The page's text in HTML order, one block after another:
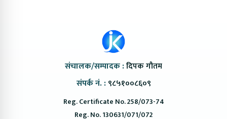
संचालक/सम्पादक :दिपक गौतम
संपर्क नं. : ९८५१००८६०९
Reg. Certificate No. 258/073-74
Reg. No. 130631/071/072